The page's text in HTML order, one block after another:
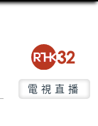
電視直播